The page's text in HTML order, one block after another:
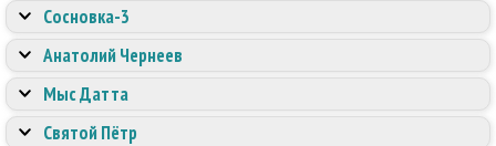
Сосновка-3
Анатолий Чернеев
Мыс Датта
Святой Пётр